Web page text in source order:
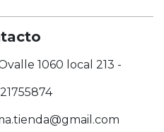
1060 local 213 -